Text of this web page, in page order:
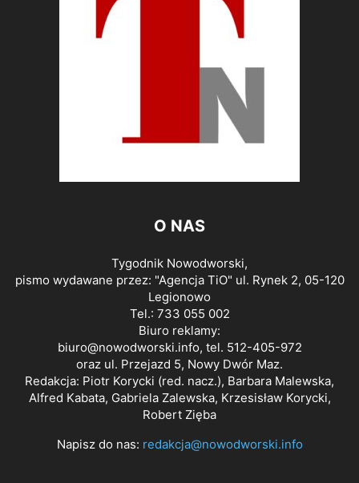
O NAS
Tygodnik Nowodworski,
pismo wydawane przez: "Agencja TiO" ul. Rynek 2, 05-120
Legionowo
Tel.: 733 055 002
Biuro reklamy:
biuro@nowodworski.info, tel. 512-405-972
oraz ul. Przejazd 5, Nowy Dwór Maz.
Redakcja: Piotr Korycki (red. nacz.), Barbara Malewska,
Alfred Kabata, Gabriela Zalewska, Krzesisław Korycki,
Robert Zięba
Napisz do nas: redakcja@nowodworski.info